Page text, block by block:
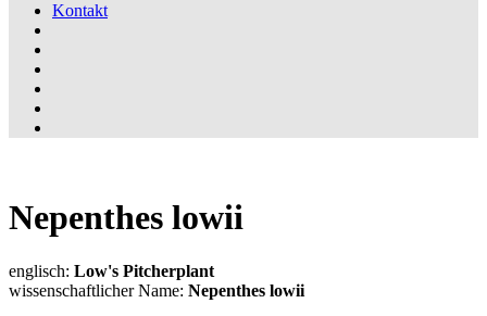
Kontakt
Nepenthes lowii
englisch: Low's Pitcherplant
wissenschaftlicher Name: Nepenthes lowii